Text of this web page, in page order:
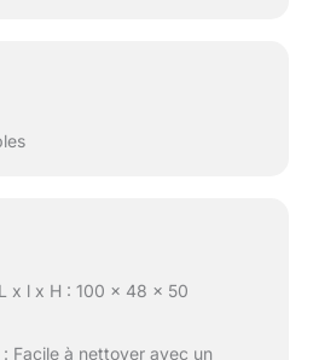
x l x H : 100 x 48 x 50
Facile à nettoyer avec un